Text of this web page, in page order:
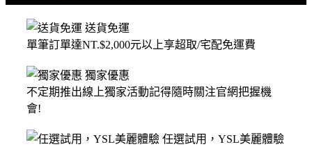
送貨免運
單筆訂單達NT.$2,000元以上享超取/宅配免運費
獨家優惠
不定期推出線上獨家活動記得隨時關注官網把握機
會!
任選試用，YSL美麗體驗